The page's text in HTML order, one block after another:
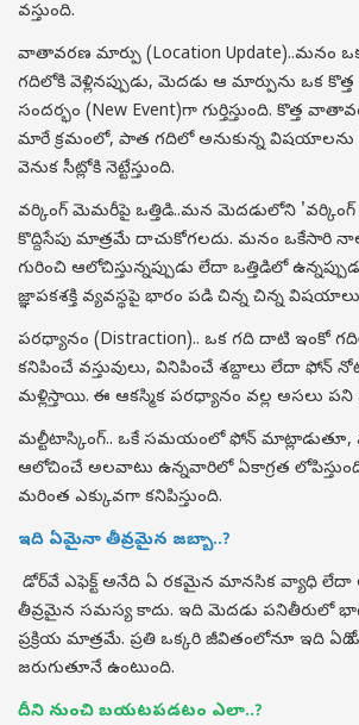
వస్తుంది.
వాతావరణ మార్పు (Location Update)..మనం
గదిలోకి వెళ్లినప్పుడు, మెదడు ఆ మార్పును ఒక
సందర్భం (New Event)గా గుర్తిస్తుంది. కొత్త
మారే క్రమంలో, పాత గదిలో అనుకున్న
వెనుక సీట్లోకి నెట్టేస్తుంది.
వర్కింగ్ మెమరీపై ఒత్తిడి..మన మెదడులోని
కొద్దిసేపు మాత్రమే దాచుకోగలదు. మనం ఒకేసారి
గురించి ఆలోచిస్తున్నప్పుడు లేదా ఒత్తిడిలో
జ్ఞాపకశక్తి వ్యవస్థపై భారం పడి చిన్న చిన్న
పరధ్యానం (Distraction).. ఒక గది దాటి ఇంకో
కనిపించే వస్తువులు, వినిపించే శబ్దాలు లేదా ఫోన్
మళ్లిస్తాయి. ఈ ఆకస్మిక పరధ్యానం వల్ల అసలు పని
మల్టీటాస్కింగ్.. ఒకే సమయంలో ఫోన్ మాట్లాడుతూ,
ఆలోచించే అలవాటు ఉన్నవారిలో ఏకాగ్రత
మరింత ఎక్కువగా కనిపిస్తుంది.
ఇది ఏమైనా తీవ్రమైన జబ్బా..?
డోర్‌వే ఎఫెక్ట్ అనేది ఏ రకమైన మానసిక వ్యాధి లేదా
తీవ్రమైన సమస్య కాదు. ఇది మెదడు పనితీరులో
ప్రక్రియ మాత్రమే. ప్రతి ఒక్కరి జీవితంలోనూ ఇది ఏదో
జరుగుతూనే ఉంటుంది.
దీని నుంచి బయటపడటం ఎలా..?